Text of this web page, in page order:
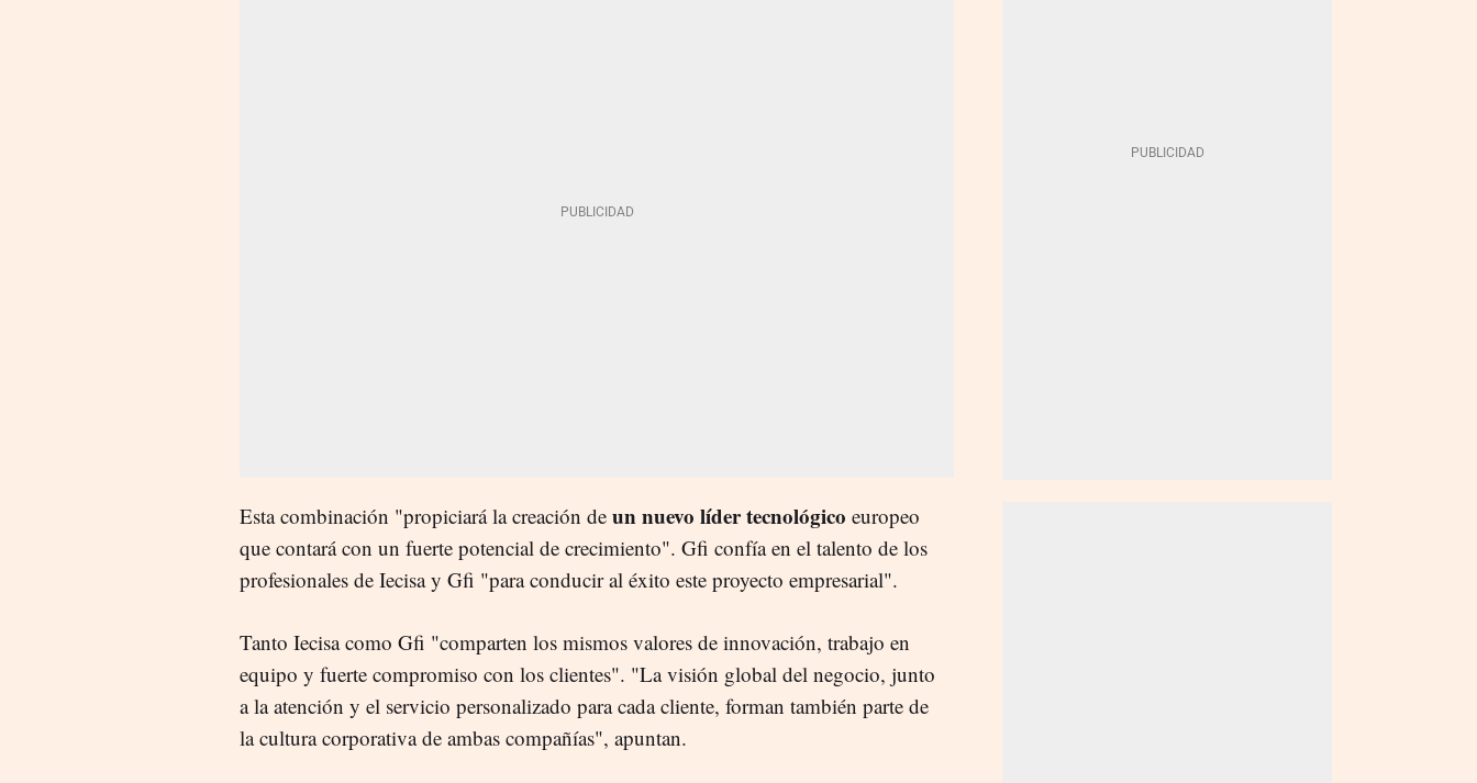
Esta combinación "propiciará la creación de un nuevo líder tecnológico europeo
que contará con un fuerte potencial de crecimiento". Gfi confía en el talento de los
profesionales de Iecisa y Gfi "para conducir al éxito este proyecto empresarial".
Tanto Iecisa como Gfi "comparten los mismos valores de innovación, trabajo en
equipo y fuerte compromiso con los clientes". "La visión global del negocio, junto
a la atención y el servicio personalizado para cada cliente, forman también parte de
la cultura corporativa de ambas compañías", apuntan.